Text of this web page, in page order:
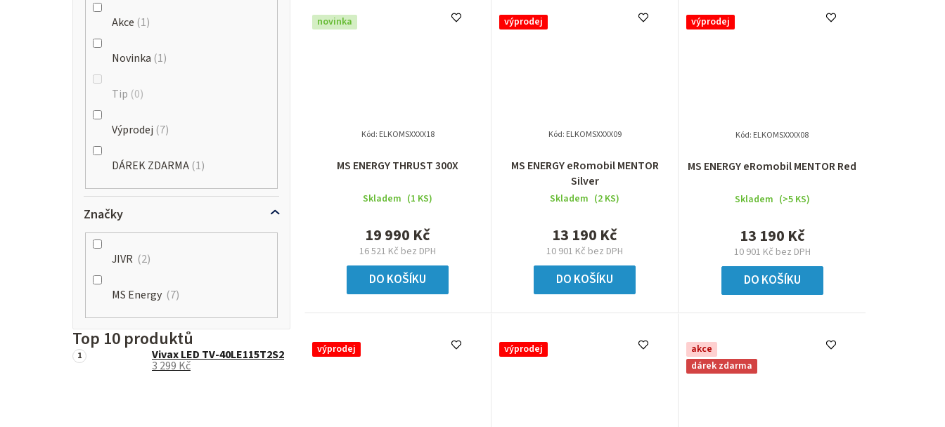
Akce 1
Novinka 1
Tip 0
Výprodej 7
DÁREK ZDARMA 1
Značky
JIVR 2
MS Energy 7
Top 10 produktů
Vivax LED TV-40LE115T2S2
3 299 Kč
novinka
MS ENERGY THRUST 300X
Skladem (1 KS)
16 521 Kč bez DPH
19 990 Kč
DO KOŠÍKU
Kód: ELKOMSXXXX18
výprodej
MS ENERGY eRomobil MENTOR
Silver
Skladem (2 KS)
10 901 Kč bez DPH
13 190 Kč
DO KOŠÍKU
Kód: ELKOMSXXXX09
výprodej
MS ENERGY eRomobil MENTOR Red
Skladem (>5 KS)
10 901 Kč bez DPH
13 190 Kč
DO KOŠÍKU
Kód: ELKOMSXXXX08
výprodej výprodej
akce
dárek zdarma